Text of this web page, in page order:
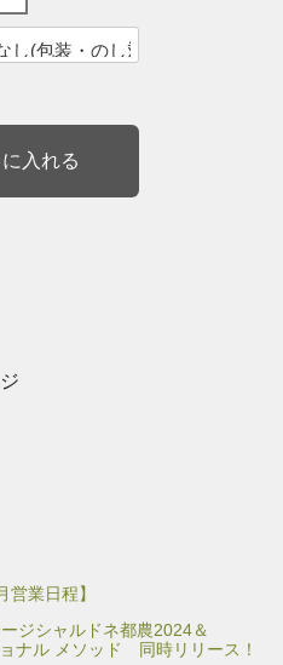
業日程】
ジシャルドネ都農2024＆
ナル メソッド 同時リリース！